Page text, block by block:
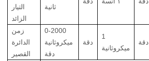
التيار
الزائد
ثانية
زمن
الدائرة
القصير
0-2000
ميكروثانية
دقة
دقة
1
ميكروثانية
دقة